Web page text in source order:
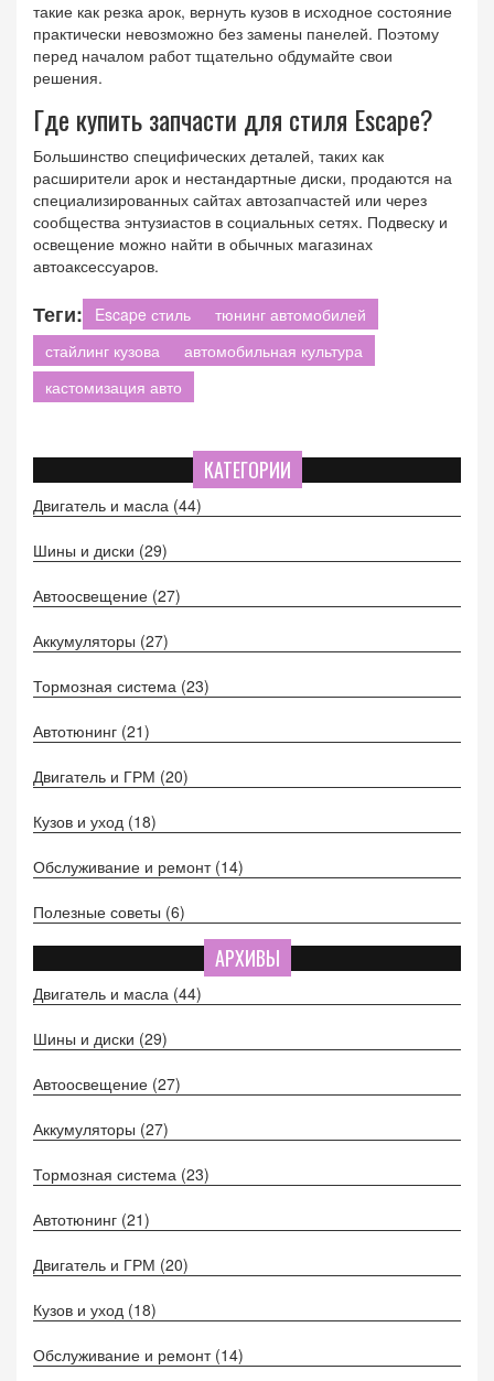
такие как резка арок, вернуть кузов в исходное состояние
практически невозможно без замены панелей. Поэтому
перед началом работ тщательно обдумайте свои
решения.
Где купить запчасти для стиля Escape?
Большинство специфических деталей, таких как
расширители арок и нестандартные диски, продаются на
специализированных сайтах автозапчастей или через
сообщества энтузиастов в социальных сетях. Подвеску и
освещение можно найти в обычных магазинах
автоаксессуаров.
Теги: Escape стиль
тюнинг автомобилей
стайлинг кузова
автомобильная культура
кастомизация авто
КАТЕГОРИИ
Двигатель и масла (44)
Шины и диски (29)
Автоосвещение (27)
Аккумуляторы (27)
Тормозная система (23)
Автотюнинг (21)
Двигатель и ГРМ (20)
Кузов и уход (18)
Обслуживание и ремонт (14)
Полезные советы (6)
АРХИВЫ
Двигатель и масла (44)
Шины и диски (29)
Автоосвещение (27)
Аккумуляторы (27)
Тормозная система (23)
Автотюнинг (21)
Двигатель и ГРМ (20)
Кузов и уход (18)
Обслуживание и ремонт (14)